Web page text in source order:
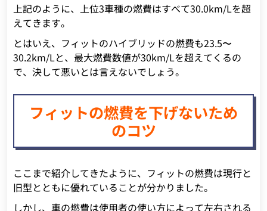
上記のように、上位3車種の燃費はすべて30.0km/Lを超
えてきます。
とはいえ、フィットのハイブリッドの燃費も23.5〜
30.2km/Lと、最大燃費数値が30km/Lを超えてくるの
で、決して悪いとは言えないでしょう。
フィットの燃費を下げないため
のコツ
ここまで紹介してきたように、フィットの燃費は現行と
旧型とともに優れていることが分かりました。
しかし、車の燃費は使用者の使い方によって左右される